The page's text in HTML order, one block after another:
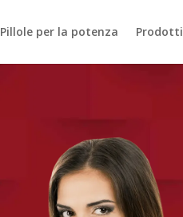
Pillole per la potenza Prodotti